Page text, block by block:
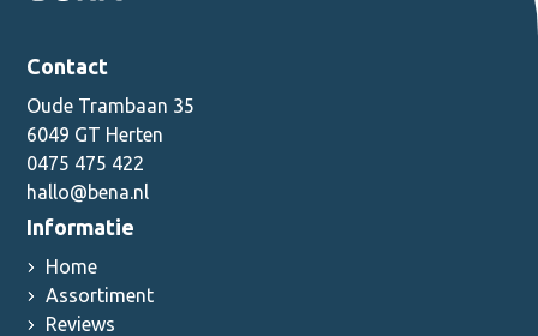
Contact
Oude Trambaan 35
6049 GT Herten
0475 475 422
hallo@bena.nl
Informatie
Home
Assortiment
Reviews